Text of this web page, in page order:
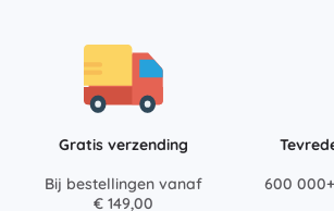
Gratis verzending
Bij bestellingen vanaf
€ 149,00
600